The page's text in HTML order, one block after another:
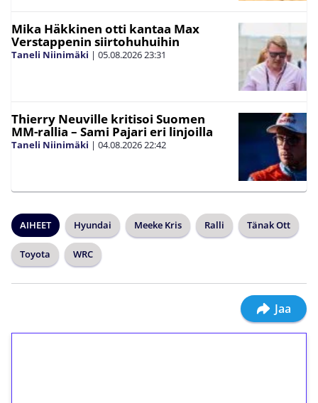
Mika Häkkinen otti kantaa Max
Verstappenin siirtohuhuihin
Taneli Niinimäki | 05.08.202623:31
Thierry Neuville kritisoi Suomen
MM-rallia – Sami Pajari eri linjoilla
Taneli Niinimäki | 04.08.202622:42
AIHEET Hyundai Meeke Kris Ralli Tänak Ott
Toyota WRC
Jaa